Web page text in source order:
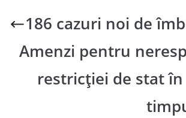
186 cazuri noi de
Amenzi pentru
restricției de stat în